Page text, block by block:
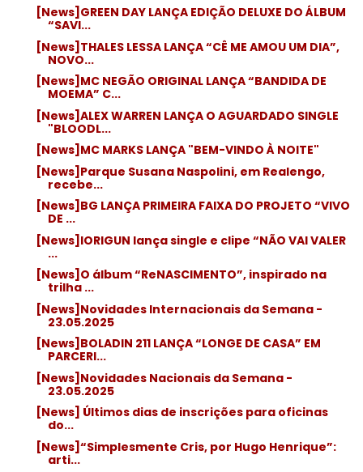
[News]GREEN DAY LANÇA EDIÇÃO DELUXE DO ÁLBUM
“SAVI...
[News]THALES LESSA LANÇA “CÊ ME AMOU UM DIA”,
NOVO...
[News]MC NEGÃO ORIGINAL LANÇA “BANDIDA DE
MOEMA” C...
[News]ALEX WARREN LANÇA O AGUARDADO SINGLE
"BLOODL...
[News]MC MARKS LANÇA "BEM-VINDO À NOITE"
[News]Parque Susana Naspolini, em Realengo,
recebe...
[News]BG LANÇA PRIMEIRA FAIXA DO PROJETO “VIVO
DE ...
[News]IORIGUN lança single e clipe “NÃO VAI VALER
...
[News]O álbum “ReNASCIMENTO”, inspirado na
trilha ...
[News]Novidades Internacionais da Semana -
23.05.2025
[News]BOLADIN 211 LANÇA “LONGE DE CASA” EM
PARCERI...
[News]Novidades Nacionais da Semana -
23.05.2025
[News] Últimos dias de inscrições para oficinas
do...
[News]“Simplesmente Cris, por Hugo Henrique”:
arti...